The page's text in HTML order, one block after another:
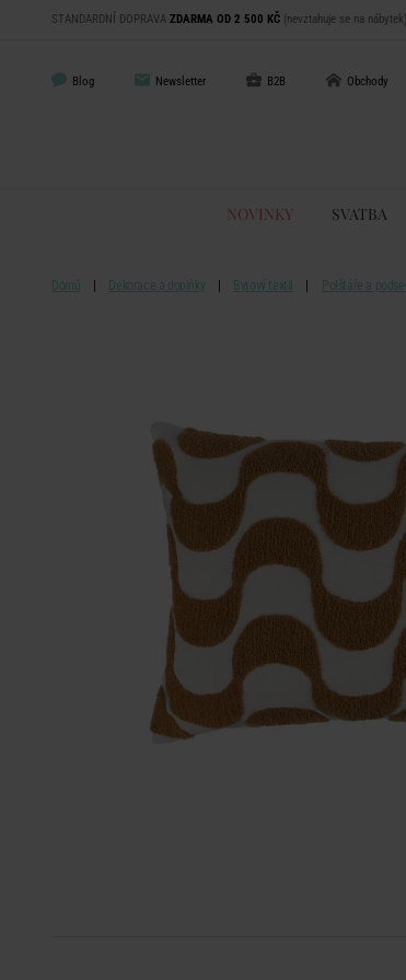
STANDARDNÍ DOPRAVA ZDARMA OD 2 500 KČ (nevztahuje se na nábytek)
Blog Newsletter B2B Obchody
NOVINKY SVATBA
Domů Dekorace a doplňky Bytový textil Polštáře a